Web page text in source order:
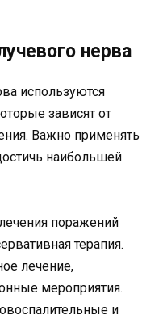
нерва
используются
зависят от
Важно применять
наибольшей
поражений
терапия.
лечение,
мероприятия.
и